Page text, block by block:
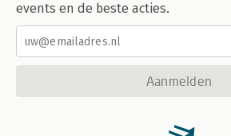
events en de beste acties.
Aanmelden